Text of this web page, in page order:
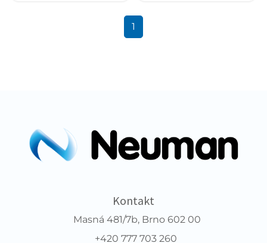
1
Kontakt
Masná 481/7b, Brno 602 00
+420 777 703 260